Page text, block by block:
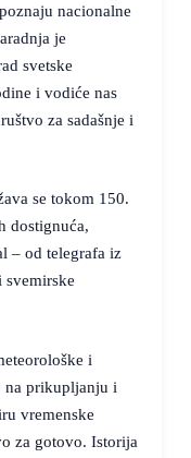
nacionalne
je
svetske
i vodiće nas
za sadašnje i
se tokom 150.
dostignuća,
– od telegrafa iz
svemirske
i
na prikupljanju i
vremenske
za gotovo. Istorija